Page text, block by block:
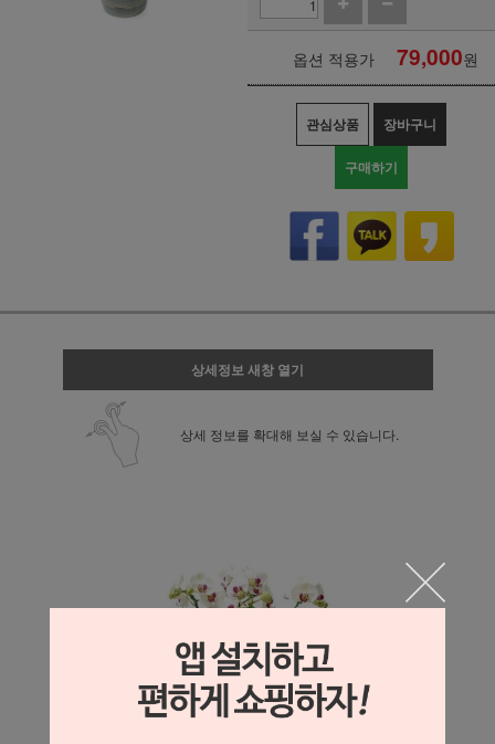
옵션 적용가 79,000원
관심상품 장바구니
구매하기
상세정보 새창 열기
상세 정보를 확대해 보실 수 있습니다.